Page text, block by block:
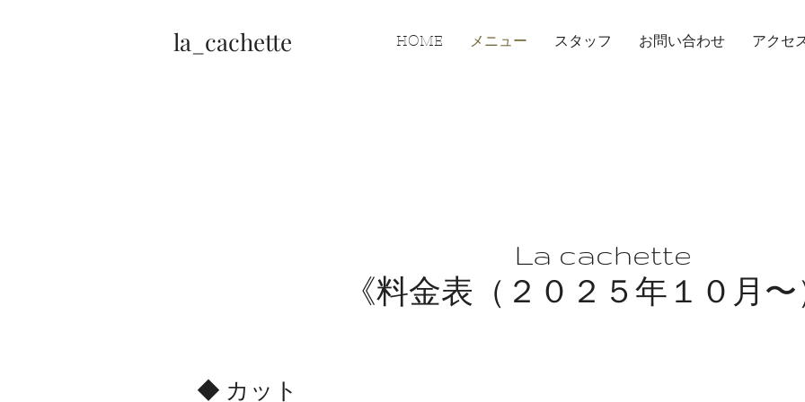
la_cachette HOME メニュー スタッフ お問い合わせ アクセ
La cachette
《料金表（２０２５年１０月
◆ カット